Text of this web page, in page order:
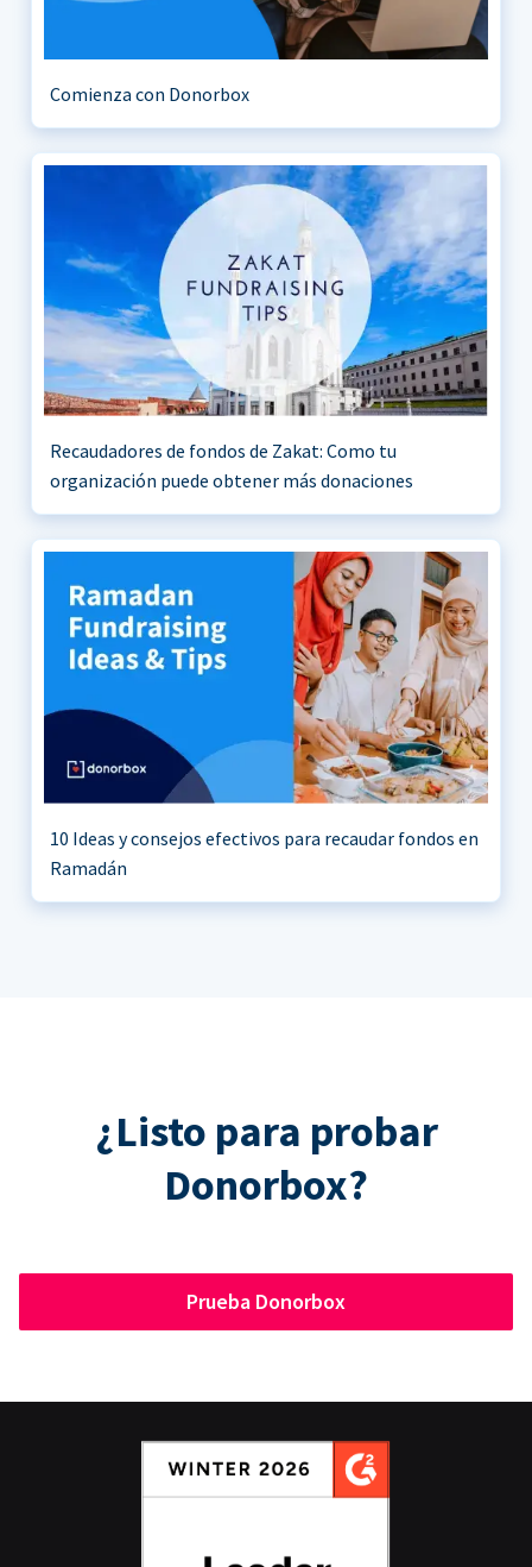
Comienza con Donorbox
Recaudadores de fondos de Zakat: Como tu
organización puede obtener más donaciones
10 Ideas y consejos efectivos para recaudar fondos en
Ramadán
¿Listo para probar
Donorbox?
Prueba Donorbox